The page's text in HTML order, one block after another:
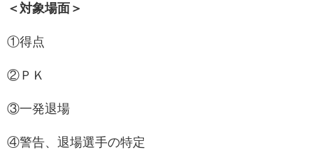
＜対象場面＞
①得点
②ＰＫ
③一発退場
④警告、退場選手の特定